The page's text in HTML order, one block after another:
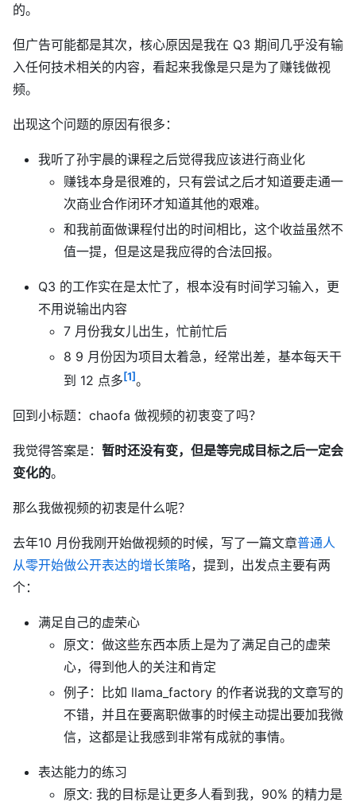
的。
但广告可能都是其次，核心原因是我在 Q3 期间几乎没有输
入任何技术相关的内容，看起来我像是只是为了赚钱做视
频。
出现这个问题的原因有很多：
我听了孙宇晨的课程之后觉得我应该进行商业化
赚钱本身是很难的，只有尝试之后才知道要走通一
次商业合作闭环才知道其他的艰难。
和我前面做课程付出的时间相比，这个收益虽然不
值一提，但是这是我应得的合法回报。
Q3 的工作实在是太忙了，根本没有时间学习输入，更
不用说输出内容
7 月份我女儿出生，忙前忙后
8 9 月份因为项目太着急，经常出差，基本每天干
到 12 点多[1]。
回到小标题：chaofa 做视频的初衷变了吗？
我觉得答案是： 暂时还没有变，但是等完成目标之后一定会
变化的。
那么我做视频的初衷是什么呢？
去年10 月份我刚开始做视频的时候，写了一篇文章普通人
从零开始做公开表达的增长策略，提到，出发点主要有两
个：
满足自己的虚荣心
原文：做这些东西本质上是为了满足自己的虚荣
心，得到他人的关注和肯定
例子：比如 llama_factory 的作者说我的文章写的
不错，并且在要离职做事的时候主动提出要加我微
信，这都是让我感到非常有成就的事情。
表达能力的练习
原文: 我的目标是让更多人看到我，90% 的精力是